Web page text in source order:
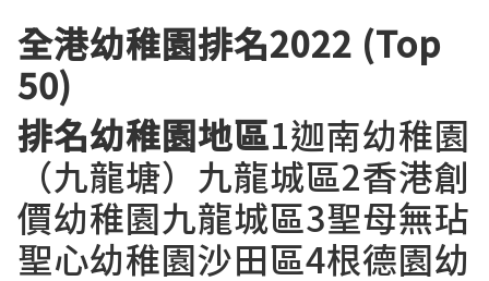
全港幼稚園排名2022 (Top
50)
排名幼稚園地區1迦南幼稚園
（九龍塘）九龍城區2香港創
價幼稚園九龍城區3聖母無玷
聖心幼稚園沙田區4根德園幼